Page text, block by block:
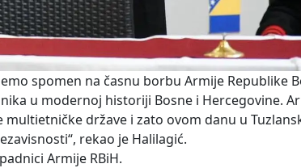
spomen na časnu borbu Armije Republike
u modernoj historiji Bosne i Hercegovine.
države i zato ovom danu u
rekao je Halilagić.
Armije RBiH.